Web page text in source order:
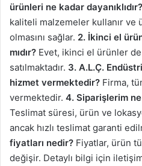
ürünleri ne kadar dayanıklıdır?
kaliteli malzemeler kullanır
olmasını sağlar. 2. İkinci el
mıdır? Evet, ikinci el ürünler
satılmaktadır. 3. A.L.Ç.
hizmet vermektedir? Firma,
vermektedir. 4. Siparişlerim
Teslimat süresi, ürün ve
ancak hızlı teslimat garanti
fiyatları nedir? Fiyatlar, ürün
değişir. Detaylı bilgi için